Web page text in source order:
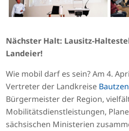
Nächster Halt: Lausitz-
Landeier!
Wie mobil darf es sein? Am 4.
Vertreter der Landkreise Bautzen
Bürgermeister der Region,
Mobilitätsdienstleistungen,
sächsischen Ministerien